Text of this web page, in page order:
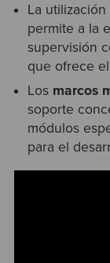
La utilización
permite a la
supervisión
que ofrece
Los marcos
soporte
módulos
para el